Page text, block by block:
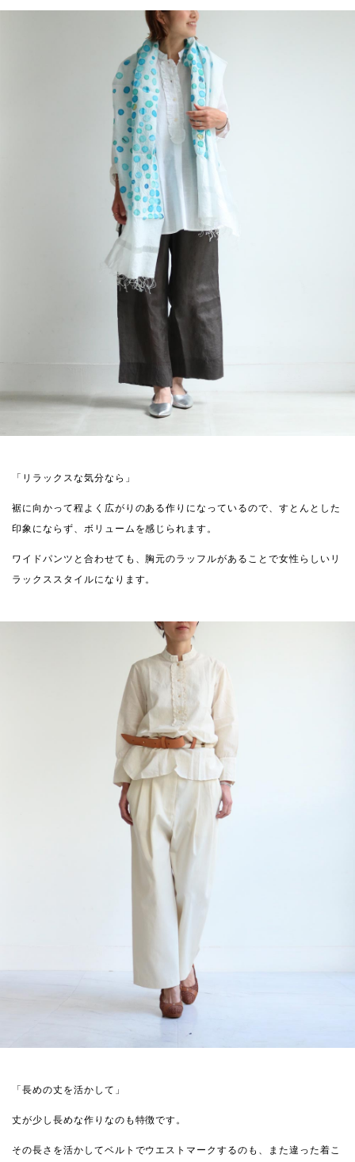
「リラックスな気分なら」
裾に向かって程よく広がりのある作りになっているので、すとんとした
印象にならず、ボリュームを感じられます。
ワイドパンツと合わせても、胸元のラッフルがあることで女性らしいリ
ラックススタイルになります。
「長めの丈を活かして」
丈が少し長めな作りなのも特徴です。
その長さを活かしてベルトでウエストマークするのも、また違った着こ